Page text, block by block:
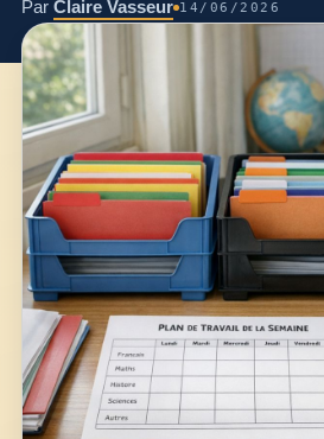
Par Claire Vasseur 14/06/2026